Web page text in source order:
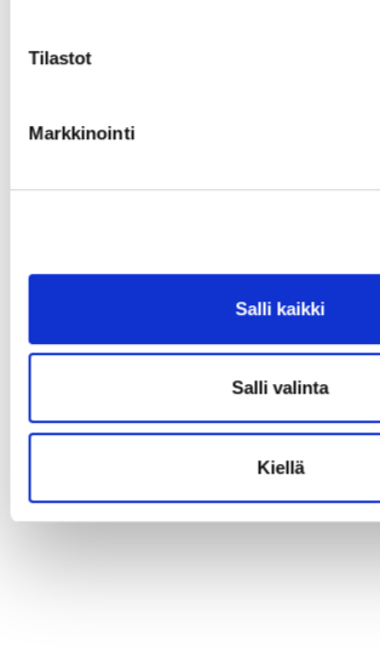
Tilastot
Markkinointi
Salli kaikki
Salli valinta
Kiellä